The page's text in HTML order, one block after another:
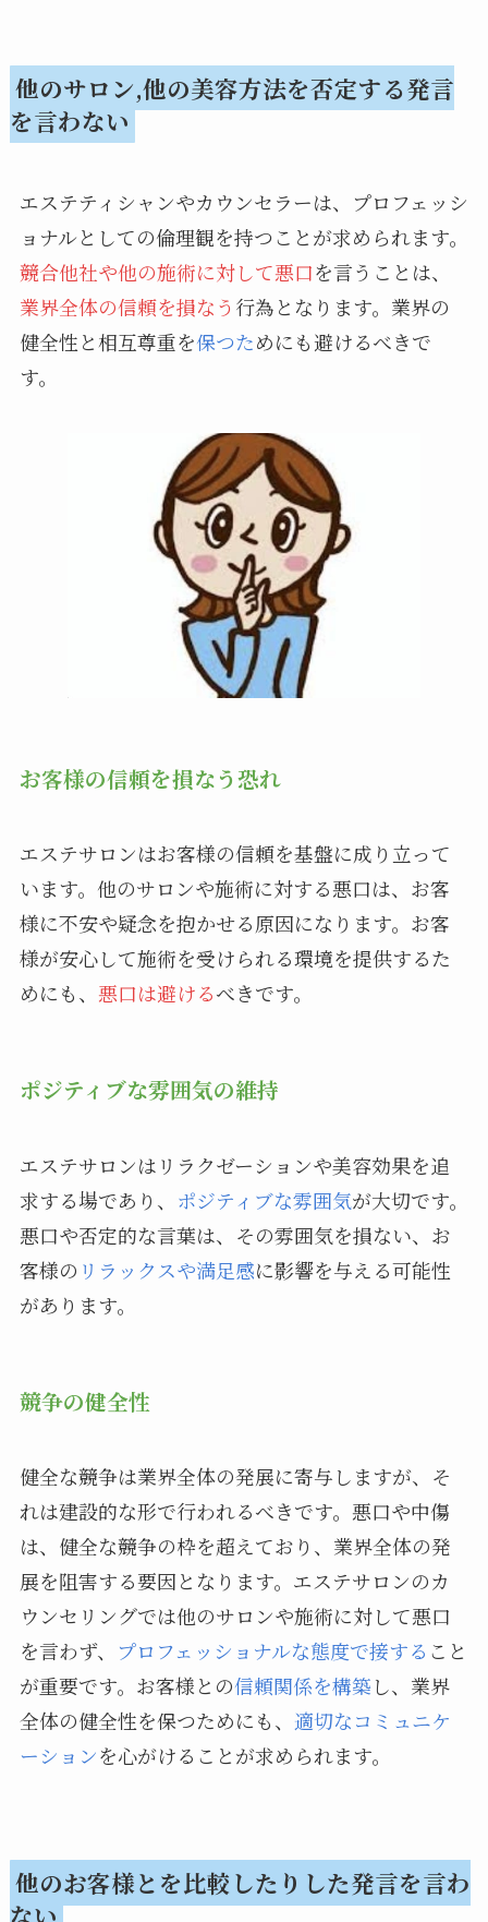
他のサロン,他の美容方法を否定する発言
を言わない
エステティシャンやカウンセラーは、プロフェッシ
ョナルとしての倫理観を持つことが求められます。
競合他社や他の施術に対して悪口を言うことは、
業界全体の信頼を損なう 行為となります。業界の
健全性と相互尊重を保つためにも避けるべきで
す。
お客様の信頼を損なう恐れ
エステサロンはお客様の信頼を基盤に成り立って
います。他のサロンや施術に対する悪口は、お客
様に不安や疑念を抱かせる原因になります。お客
様が安心して施術を受けられる環境を提供するた
めにも、 悪口は避けるべきです。
ポジティブな雰囲気の維持
エステサロンはリラクゼーションや美容効果を追
求する場であり、 ポジティブな雰囲気が大切です。
悪口や否定的な言葉は、その雰囲気を損ない、お
客様の リラックスや満足感に影響を与える可能性
があります。
競争の健全性
健全な競争は業界全体の発展に寄与しますが、そ
れは建設的な形で行われるべきです。悪口や中傷
は、健全な競争の枠を超えており、業界全体の発
展を阻害する要因となります。エステサロンのカ
ウンセリングでは他のサロンや施術に対して悪口
を言わず、
プロフェッショナルな態度で接する こと
が重要です。お客様との信頼関係を構築し、業界
全体の健全性を保つためにも、 適切なコミュニケ
ーションを心がけることが求められます。
他のお客様とを比較したりした発言を言わ
ない